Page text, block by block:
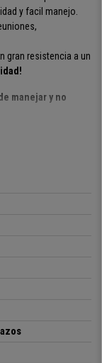
y facil manejo.
gran resistencia a un
manejar y no
calidad. Además su
4
totalmente